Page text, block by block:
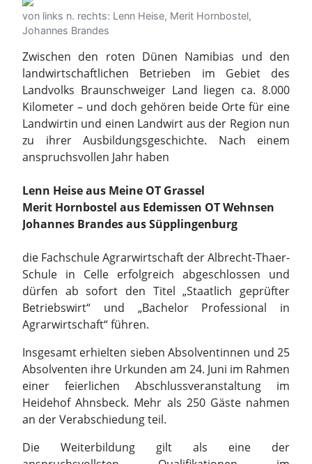
Landwirtin und einen Landwirt aus der Region nun
zu ihrer Ausbildungsgeschichte. Nach einem
Lenn Heise aus Meine OT Grassel
Merit Hornbostel aus Edemissen OT Wehnsen
Johannes Brandes aus Süpplingenburg
die Fachschule Agrarwirtschaft der Albrecht-Thaer-
Schule in Celle erfolgreich abgeschlossen und
Betriebswirt“ und „Bachelor Professional in
Agrarwirtschaft“ führen.
Absolventen ihre Urkunden am 24. Juni im Rahmen
einer feierlichen Abschlussveranstaltung im
Heidehof Ahnsbeck. Mehr als 250 Gäste nahmen
an der Verabschiedung teil.
anspruchsvollsten Qualifikationen im
landwirtschaftlichen Bereich. Das sogenannte
„Thaer-Seminar“ ist mit einer Meisterausbildung
vergleichbar und vermittelt neben umfassenden
betriebswirtschaftlichen Kenntnissen auch die
Fachhochschulreife.